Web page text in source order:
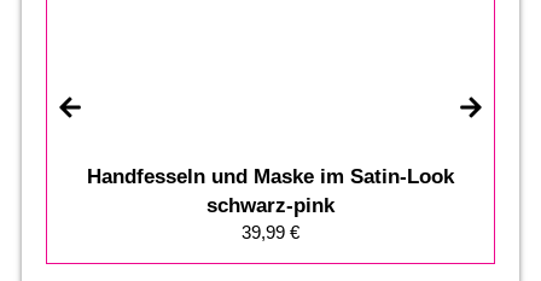
Handfesseln und Maske im Satin-Look
schwarz-pink
39,99 €